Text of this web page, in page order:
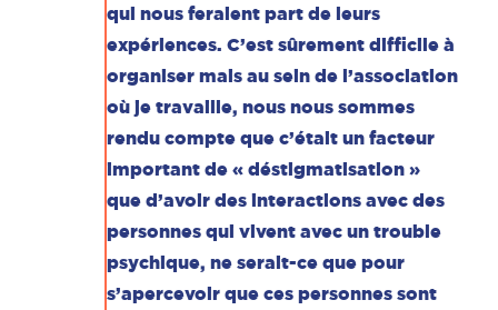
qui nous feraient part de leurs
expériences. C’est sûrement difficile à
organiser mais au sein de l’association
où je travaille, nous nous sommes
rendu compte que c’était un facteur
important de « déstigmatisation »
que d’avoir des interactions avec des
personnes qui vivent avec un trouble
psychique, ne serait-ce que pour
s’apercevoir que ces personnes sont